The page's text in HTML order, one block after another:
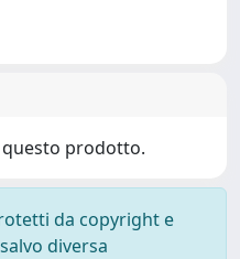
questo prodotto.
da copyright e
diversa